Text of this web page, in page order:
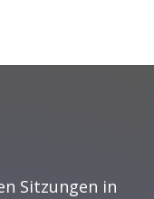
Sitzungen in